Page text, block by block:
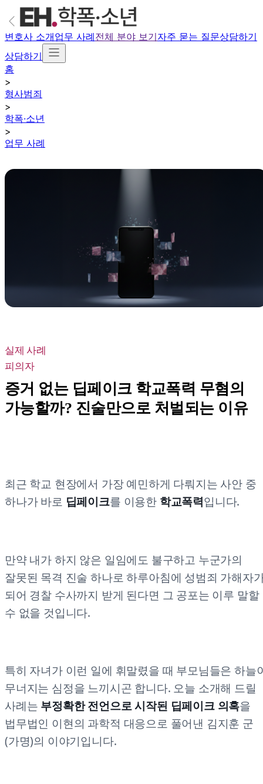
변호사 소개업무 사례전체 분야 보기자주 묻는 질문상담하기
상담하기
홈
>
형사범죄
>
학폭·소년
>
업무 사례
실제 사례
피의자
증거 없는 딥페이크 학교폭력 무혐의
가능할까? 진술만으로 처벌되는 이유
최근 학교 현장에서 가장 예민하게 다뤄지는 사안 중
하나가 바로 딥페이크를 이용한 학교폭력입니다.
만약 내가 하지 않은 일임에도 불구하고 누군가의
잘못된 목격 진술 하나로 하루아침에 성범죄 가해자
되어 경찰 수사까지 받게 된다면 그 공포는 이루 말할
수 없을 것입니다.
특히 자녀가 이런 일에 휘말렸을 때 부모님들은 하늘
무너지는 심정을 느끼시곤 합니다. 오늘 소개해 드릴
사례는 부정확한 전언으로 시작된 딥페이크 의혹을
법무법인 이현의 과학적 대응으로 풀어낸 김지훈 군
(가명)의 이야기입니다.